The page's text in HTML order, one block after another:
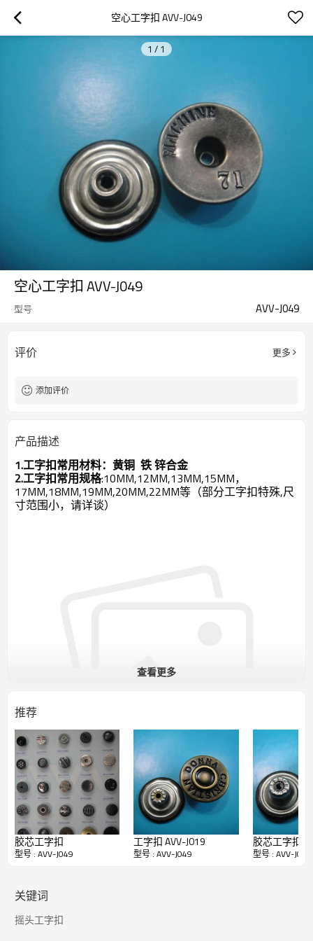
空心工字扣 AVV-J049
1 / 1
空心工字扣 AVV-J049
型号 AVV-J049
评价 更多
添加评价
产品描述
1.工字扣常用材料： 黄铜 铁 锌合金
2.工字扣常用规格:10MM,12MM,13MM,15MM，
17MM,18MM,19MM,20MM,22MM等（部分工字扣特殊,尺
寸范围小，请详谈）
3. 工字扣质量：能过5级以上检针，无铅、无毒、无镍、环保、
过检针、不生锈（部分客户要求铁的除外）、.从采购原材料到生
产到颜色处理到出货，每一步层层严格把关，提供最好的钮扣给
您。
4.包装：根据纽扣
小，重量 决定每一箱的数量.
5. 功能及用途
工字扣不仅能把衣服连接起来，使其严密保温，还可使人仪表整
齐。别致的钮扣，还会对衣服起点缀作用。因此，它是
查看更多
推荐
胶芯工字扣
型号 : AVV-J049
工字扣 AVV-J019
型号 : AVV-J049
胶芯工字扣
型号 : AVV-J049
关键词
摇头工字扣